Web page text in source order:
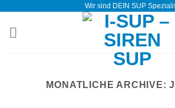
springen
Wir sind DEIN SUP
MONATLICHE ARCHIVE: